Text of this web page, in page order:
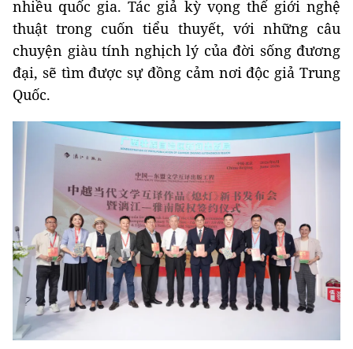
nhiều quốc gia. Tác giả kỳ vọng thế giới nghệ
thuật trong cuốn tiểu thuyết, với những câu
chuyện giàu tính nghịch lý của đời sống đương
đại, sẽ tìm được sự đồng cảm nơi độc giả Trung
Quốc.